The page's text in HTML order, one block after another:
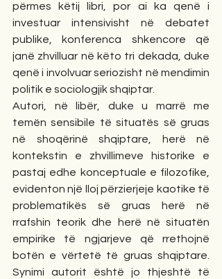
përmes këtij libri, por ai ka qenë i
investuar intensivisht në debatet
publike, konferenca shkencore që
janë zhvilluar në këto tri dekada, duke
qenë i involvuar seriozisht në mendimin
politik e sociologjik shqiptar.
Autori, në libër, duke u marrë me
temën sensibile të situatës së gruas
në shoqërinë shqiptare, herë në
kontekstin e zhvillimeve historike e
pastaj edhe konceptuale e filozofike,
evidenton një lloj përzierjeje kaotike të
problematikës së gruas herë në
rrafshin teorik dhe herë në situatën
empirike të ngjarjeve që rrethojnë
botën e vërtetë të gruas shqiptare.
Synimi autorit është jo thjeshtë të